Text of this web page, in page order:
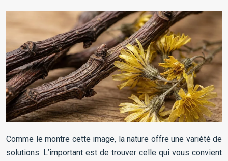
Comme le montre cette image, la nature offre une variété de
solutions. L’important est de trouver celle qui vous convient